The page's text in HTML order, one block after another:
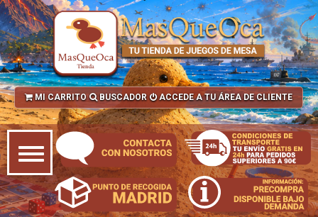
MI CARRITO BUSCADOR ACCEDE A TU ÁREA DE CLIENTE